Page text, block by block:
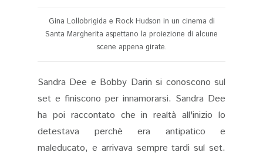
Gina Lollobrigida e Rock Hudson in un cinema di
Santa Margherita aspettano la proiezione di alcune
scene appena girate.
Sandra Dee e Bobby Darin si conoscono sul
set e finiscono per innamorarsi. Sandra Dee
ha poi raccontato che in realtà all'inizio lo
detestava perchè era antipatico e
maleducato, e arrivava sempre tardi sul set.